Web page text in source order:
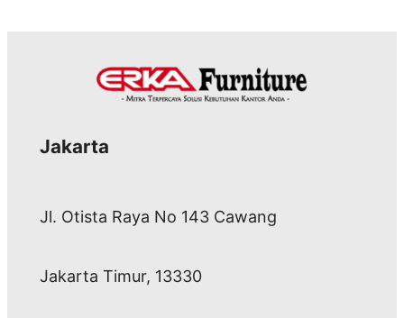
Jakarta
Jl. Otista Raya No 143 Cawang
Jakarta Timur, 13330